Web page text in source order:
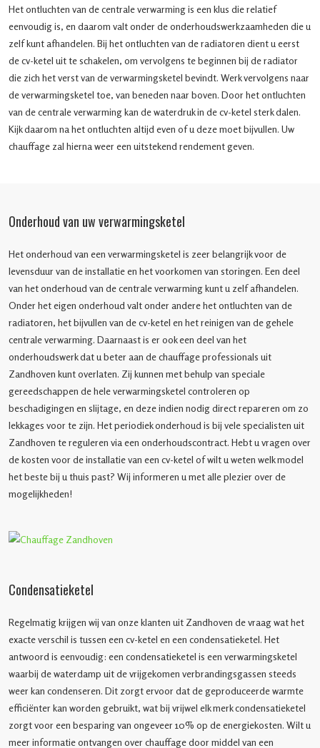
Het ontluchten van de centrale verwarming is een klus die relatief
eenvoudig is, en daarom valt onder de onderhoudswerkzaamheden die u
zelf kunt afhandelen. Bij het ontluchten van de radiatoren dient u eerst
de cv-ketel uit te schakelen, om vervolgens te beginnen bij de radiator
die zich het verst van de verwarmingsketel bevindt. Werk vervolgens naar
de verwarmingsketel toe, van beneden naar boven. Door het ontluchten
van de centrale verwarming kan de waterdruk in de cv-ketel sterk dalen.
Kijk daarom na het ontluchten altijd even of u deze moet bijvullen. Uw
chauffage zal hierna weer een uitstekend rendement geven.
Onderhoud van uw verwarmingsketel
Het onderhoud van een verwarmingsketel is zeer belangrijk voor de
levensduur van de installatie en het voorkomen van storingen. Een deel
van het onderhoud van de centrale verwarming kunt u zelf afhandelen.
Onder het eigen onderhoud valt onder andere het ontluchten van de
radiatoren, het bijvullen van de cv-ketel en het reinigen van de gehele
centrale verwarming. Daarnaast is er ook een deel van het
onderhoudswerk dat u beter aan de chauffage professionals uit
Zandhoven kunt overlaten. Zij kunnen met behulp van speciale
gereedschappen de hele verwarmingsketel controleren op
beschadigingen en slijtage, en deze indien nodig direct repareren om zo
lekkages voor te zijn. Het periodiek onderhoud is bij vele specialisten uit
Zandhoven te reguleren via een onderhoudscontract. Hebt u vragen over
de kosten voor de installatie van een cv-ketel of wilt u weten welk model
het beste bij u thuis past? Wij informeren u met alle plezier over de
mogelijkheden!
Condensatieketel
Regelmatig krijgen wij van onze klanten uit Zandhoven de vraag wat het
exacte verschil is tussen een cv-ketel en een condensatieketel. Het
antwoord is eenvoudig: een condensatieketel is een verwarmingsketel
waarbij de waterdamp uit de vrijgekomen verbrandingsgassen steeds
weer kan condenseren. Dit zorgt ervoor dat de geproduceerde warmte
efficiënter kan worden gebruikt, wat bij vrijwel elk merk condensatieketel
zorgt voor een besparing van ongeveer 10% op de energiekosten. Wilt u
meer informatie ontvangen over chauffage door middel van een